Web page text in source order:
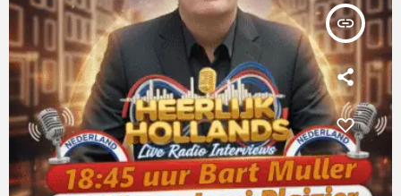
insert_link